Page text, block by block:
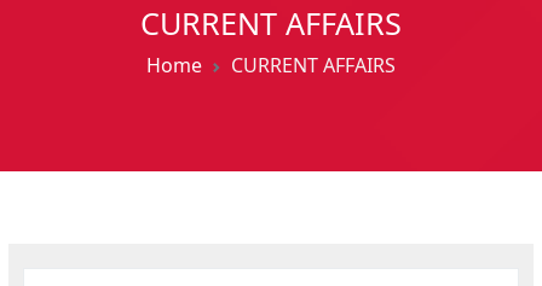
CURRENT AFFAIRS
Home CURRENT AFFAIRS